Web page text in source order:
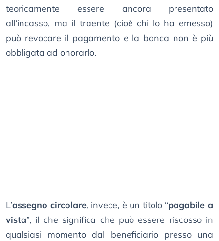
teoricamente essere ancora presentato
all’incasso, ma il traente (cioè chi lo ha emesso)
può revocare il pagamento e la banca non è più
obbligata ad onorarlo.
L’assegno circolare, invece, è un titolo “pagabile a
vista”, il che significa che può essere riscosso in
qualsiasi momento dal beneficiario presso una